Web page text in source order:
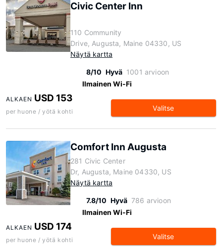
Civic Center Inn
110 Community
Drive, Augusta, Maine 04330, US
Näytä kartta
8/10 Hyvä 1001 arvioon
Ilmainen Wi-Fi
ALKAEN USD 153
per huone / yötä kohti Valitse
Comfort Inn Augusta
281 Civic Center
Dr, Augusta, Maine 04330, US
Näytä kartta
7.8/10 Hyvä 786 arvioon
Ilmainen Wi-Fi
ALKAEN USD 174
per huone / yötä kohti Valitse